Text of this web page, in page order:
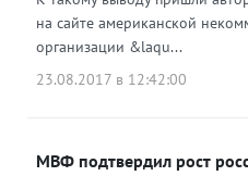
на сайте американской
организации &laqu...
23.08.2017 в 12:42:00
МВФ подтвердил рост